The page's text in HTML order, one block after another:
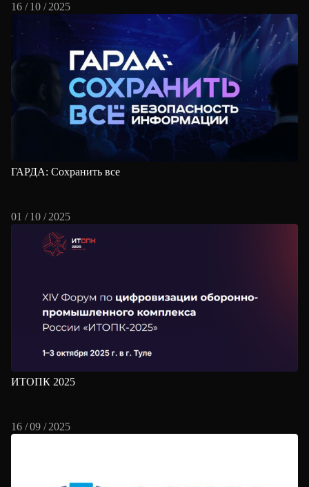
16 / 10 / 2025
ГАРДА: Сохранить все
01 / 10 / 2025
ИТОПК 2025
16 / 09 / 2025